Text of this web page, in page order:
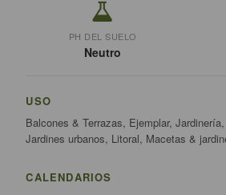
PH DEL SUELO
Neutro
USO
Balcones & Terrazas, Ejemplar,
Jardines urbanos, Litoral, Macetas &
CALENDARIOS